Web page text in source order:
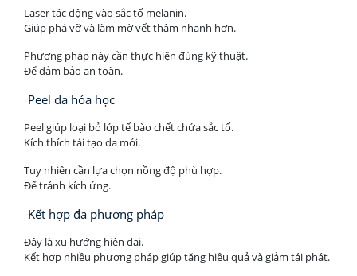
Laser tác động vào sắc tố melanin.
Giúp phá vỡ và làm mờ vết thâm nhanh hơn.
Phương pháp này cần thực hiện đúng kỹ thuật.
Để đảm bảo an toàn.
Peel da hóa học
Peel giúp loại bỏ lớp tế bào chết chứa sắc tố.
Kích thích tái tạo da mới.
Tuy nhiên cần lựa chọn nồng độ phù hợp.
Để tránh kích ứng.
Kết hợp đa phương pháp
Đây là xu hướng hiện đại.
Kết hợp nhiều phương pháp giúp tăng hiệu quả và giảm tái phát.